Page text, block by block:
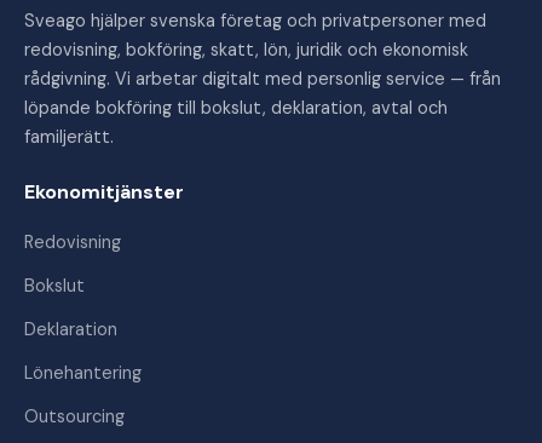
Sveago hjälper svenska företag och privatpersoner med
redovisning, bokföring, skatt, lön, juridik och ekonomisk
rådgivning. Vi arbetar digitalt med personlig service — från
löpande bokföring till bokslut, deklaration, avtal och
familjerätt.
Ekonomitjänster
Redovisning
Bokslut
Deklaration
Lönehantering
Outsourcing